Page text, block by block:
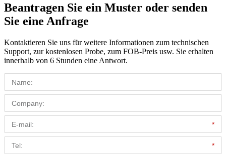
Beantragen Sie ein Muster oder senden
Sie eine Anfrage
Kontaktieren Sie uns für weitere Informationen zum technischen
Support, zur kostenlosen Probe, zum FOB-Preis usw. Sie erhalten
innerhalb von 6 Stunden eine Antwort.